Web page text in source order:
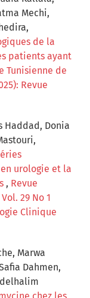
Mechi,
de la
patients ayant
Tunisienne de
Revue
Haddad, Donia
urologie et la
, Revue
29 No 1
Clinique
Marwa
Dahmen,